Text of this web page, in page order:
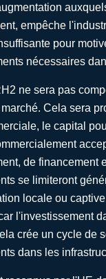
empêche
pour
nécessaires
ne sera pas
marché. Cela sera
le capital
de financement
se limiteront
locale ou
l'investissement
crée un cycle de
dans les